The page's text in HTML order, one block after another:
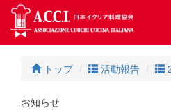
トップ 活動報告
お知らせ